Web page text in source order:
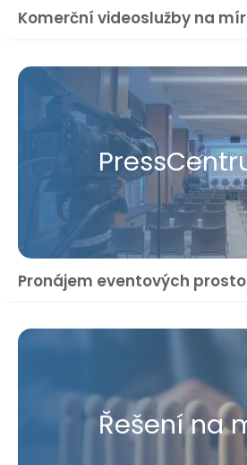
Komerční videoslužby na
Pronájem eventových
Řešení na